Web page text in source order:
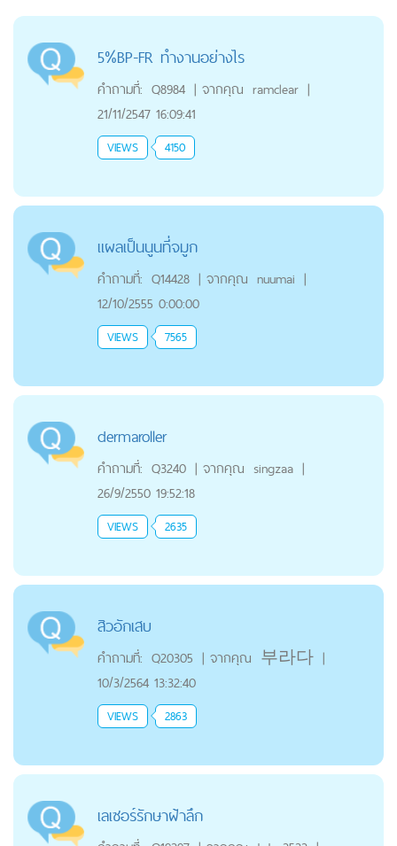
5%BP-FR ทำงานอย่างไร
คำถามที่: Q8984 | จากคุณ ramclear |
21/11/2547 16:09:41
VIEWS 4150
แผลเป็นนูนที่จมูก
คำถามที่: Q14428 | จากคุณ nuumai |
12/10/2555 0:00:00
VIEWS 7565
dermaroller
คำถามที่: Q3240 | จากคุณ singzaa |
26/9/2550 19:52:18
VIEWS 2635
สิวอักเสบ
คำถามที่: Q20305 | จากคุณ 부라다 |
10/3/2564 13:32:40
VIEWS 2863
เลเซอร์รักษาฝ้าลึก